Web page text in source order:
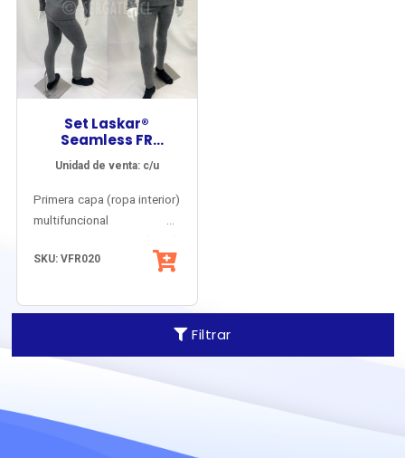
Filtrar
Set Laskar®
Seamless FR
Underwear SERIES
020
Unidad de venta: c/u
Primera capa (ropa interior)
multifuncional de
incorporado a tenidas de
Eléctrico y Fuego
Repentino, Bomberos
Estructurales, Brigadistas
Forestales, Policía
Submarinistas, Tanquistas.
SKU: VFR020